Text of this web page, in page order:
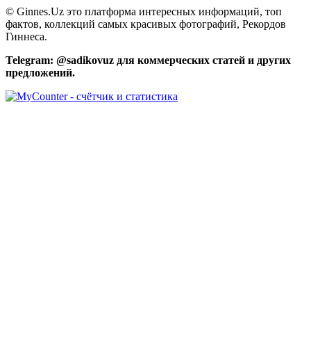
© Ginnes.Uz это платформа интересных информаций, топ
фактов, коллекций самых красивых фотографий, Рекордов
Гиннеса.
Telegram: @sadikovuz для коммерческих статей и других
предложений.